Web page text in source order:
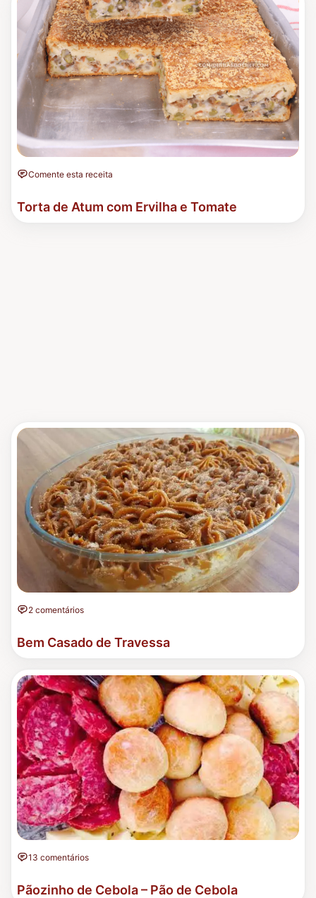
Comente esta receita
Torta de Atum com Ervilha e Tomate
2 comentários
Bem Casado de Travessa
13 comentários
Pãozinho de Cebola – Pão de Cebola